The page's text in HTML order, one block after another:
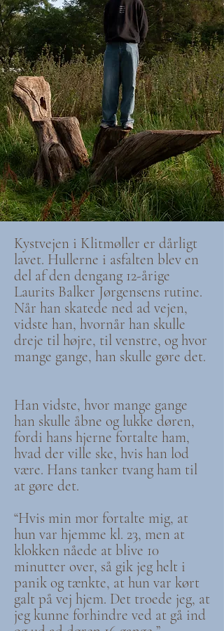
Kystvejen i Klitmøller er dårligt
lavet. Hullerne i asfalten blev en
del af den dengang 12-årige
Laurits Balker Jørgensens rutine.
Når han skatede ned ad vejen,
vidste han, hvornår han skulle
dreje til højre, til venstre, og hvor
mange gange, han skulle gøre det.
Han vidste, hvor mange gange
han skulle åbne og lukke døren,
fordi hans hjerne fortalte ham,
hvad der ville ske, hvis han lod
være. Hans tanker tvang ham til
at gøre det.
“Hvis min mor fortalte mig, at
hun var hjemme kl. 23, men at
klokken nåede at blive 10
minutter over, så gik jeg helt i
panik og tænkte, at hun var kørt
galt på vej hjem. Det troede jeg, at
jeg kunne forhindre ved at gå ind